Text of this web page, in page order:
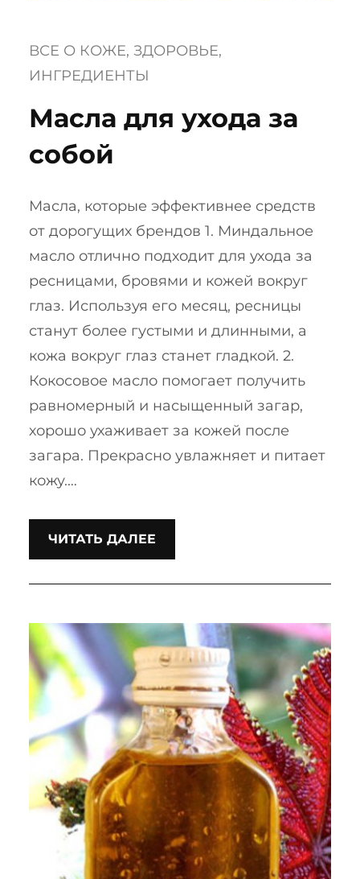
ВСЕ О КОЖЕ, ЗДОРОВЬЕ
ИНГРЕДИЕНТЫ
Масла для ухода за
собой
Масла, которые эффективнее средств
от дорогущих брендов 1. Миндальное
масло отлично подходит для ухода за
ресницами, бровями и кожей вокруг
глаз. Используя его месяц, ресницы
станут более густыми и длинными, а
кожа вокруг глаз станет гладкой. 2.
Кокосовое масло помогает получить
равномерный и насыщенный загар,
хорошо ухаживает за кожей после
загара. Прекрасно увлажняет и питает
кожу.…
ЧИТАТЬ ДАЛЕЕ